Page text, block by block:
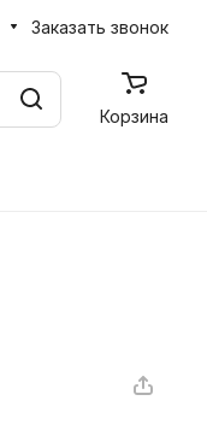
Заказать звонок
Корзина